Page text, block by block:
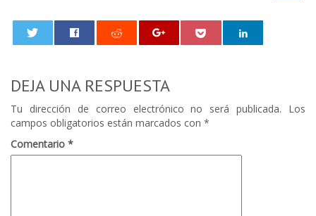
DEJA UNA RESPUESTA
Tu dirección de correo electrónico no será publicada.
Los
campos obligatorios están marcados con *
Comentario *